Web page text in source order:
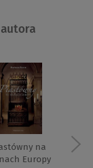
na
Europy